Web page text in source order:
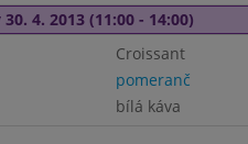
4. 2013 (11:00 - 14:00)
Croissant
pomeranč
bílá káva